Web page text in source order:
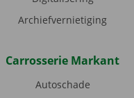
Archiefvernietiging
Carrosserie Markant
Autoschade